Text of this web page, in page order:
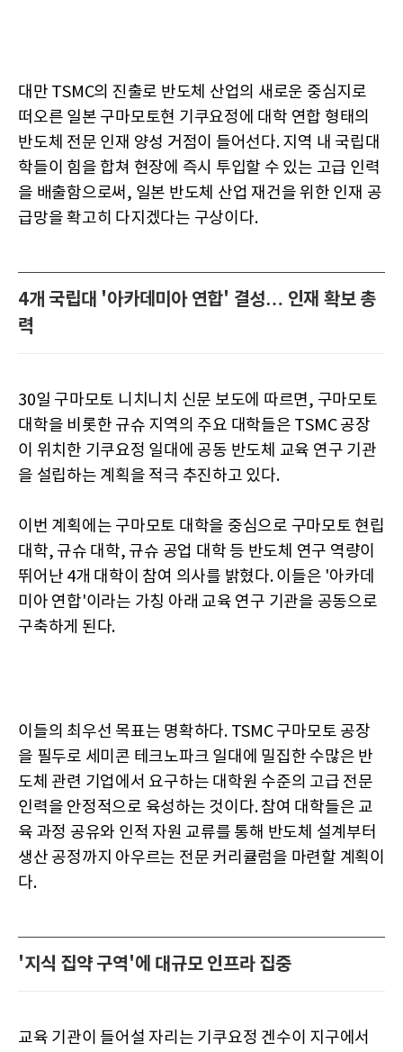
대만 TSMC의 진출로 반도체 산업의 새로운 중심지로
떠오른 일본 구마모토현 기쿠요정에 대학 연합 형태의
반도체 전문 인재 양성 거점이 들어선다. 지역 내 국립대
학들이 힘을 합쳐 현장에 즉시 투입할 수 있는 고급 인력
을 배출함으로써, 일본 반도체 산업 재건을 위한 인재 공
급망을 확고히 다지겠다는 구상이다.
4개 국립대 '아카데미아 연합' 결성… 인재 확보 총
력
30일 구마모토 니치니치 신문 보도에 따르면, 구마모토
대학을 비롯한 규슈 지역의 주요 대학들은 TSMC 공장
이 위치한 기쿠요정 일대에 공동 반도체 교육 연구 기관
을 설립하는 계획을 적극 추진하고 있다.
이번 계획에는 구마모토 대학을 중심으로 구마모토 현립
대학, 규슈 대학, 규슈 공업 대학 등 반도체 연구 역량이
뛰어난 4개 대학이 참여 의사를 밝혔다. 이들은 '아카데
미아 연합'이라는 가칭 아래 교육 연구 기관을 공동으로
구축하게 된다.
이들의 최우선 목표는 명확하다. TSMC 구마모토 공장
을 필두로 세미콘 테크노파크 일대에 밀집한 수많은 반
도체 관련 기업에서 요구하는 대학원 수준의 고급 전문
인력을 안정적으로 육성하는 것이다. 참여 대학들은 교
육 과정 공유와 인적 자원 교류를 통해 반도체 설계부터
생산 공정까지 아우르는 전문 커리큘럼을 마련할 계획이
다.
'지식 집약 구역'에 대규모 인프라 집중
교육 기관이 들어설 자리는 기쿠요정 겐수이 지구에서